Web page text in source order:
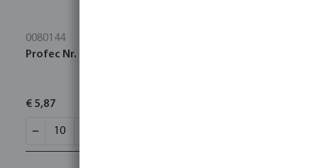
0080144
Profec Nr. 270 Sok RVS 316 3/4" binnendraad 16bar
€ 5,87